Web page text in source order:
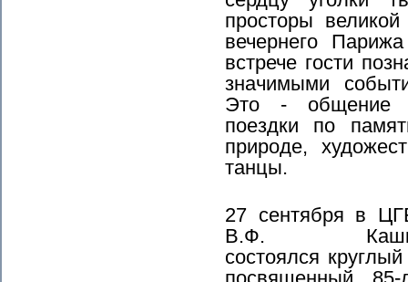
просторы
вечернего
встрече гости
значимыми
Это - общение
поездки по
природе,
танцы.
27 сентября в
В.Ф.
состоялся